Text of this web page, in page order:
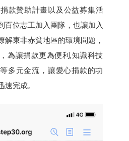
款贊助計畫以及公益募集活
百位志工加入團隊，也讓加入
解東非赤貧地區的環境問題，
為讓捐款更為便利,知識科技
多元金流，讓愛心捐款的功
完成。